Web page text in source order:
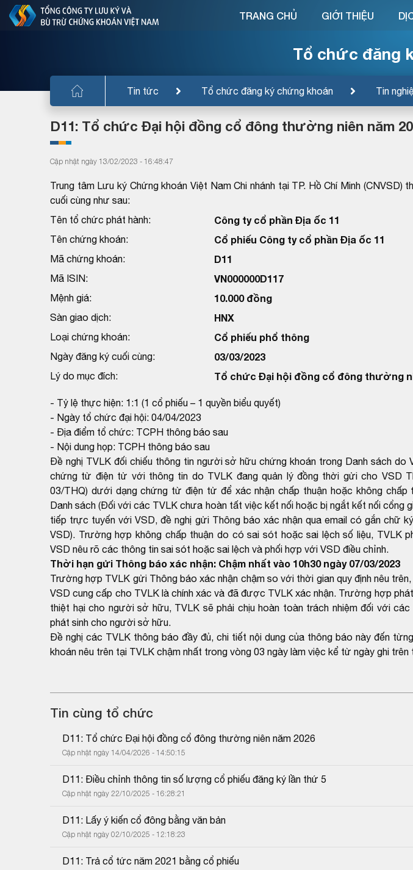
Tổ chức đăng
Tin tức Tổ chức đăng ký chứng khoán Tin
TRANG CHỦ GIỚI THIỆU
D11: Tổ chức Đại hội đồng cổ đông thường niên năm
Cập nhật ngày 13/02/2023 - 16:48:47
Trung tâm Lưu ký Chứng khoán Việt Nam Chi nhánh tại TP. Hồ Chí Minh (CNVSD)
cuối cùng như sau:
Tên tổ chức phát hành:
Công ty cổ phần Địa ốc 11
Tên chứng khoán: Cổ phiếu Công ty cổ phần Địa ốc 11
Mã chứng khoán: D11
Mã ISIN: VN000000D117
Mệnh giá: 10.000 đồng
Sàn giao dịch: HNX
Loại chứng khoán: Cổ phiếu phổ thông
Ngày đăng ký cuối cùng: 03/03/2023
Lý do mục đích: Tổ chức Đại hội đồng cổ đông thường
- Tỷ lệ thực hiện: 1:1 (1 cổ phiếu – 1 quyền biểu quyết)
- Ngày tổ chức đại hội: 04/04/2023
- Địa điểm tổ chức: TCPH thông báo sau
- Nội dung họp: TCPH thông báo sau
Đề nghị TVLK đối chiếu thông tin người sở hữu chứng khoán trong Danh sách do
chứng từ điện tử với thông tin do TVLK đang quản lý đồng thời gửi cho VSD
03/THQ) dưới dạng chứng từ điện tử để xác nhận chấp thuận hoặc không chấp
Danh sách (Đối với các TVLK chưa hoàn tất việc kết nối hoặc bị ngắt kết nối cổng
tiếp trực tuyến với VSD, đề nghị gửi Thông báo xác nhận qua email có gắn chữ
VSD). Trường hợp không chấp thuận do có sai sót hoặc sai lệch số liệu, TVLK
VSD nêu rõ các thông tin sai sót hoặc sai lệch và phối hợp với VSD điều chỉnh.
Thời hạn gửi Thông báo xác nhận: Chậm nhất vào 10h30 ngày 07/03/2023
Trường hợp TVLK gửi Thông báo xác nhận chậm so với thời gian quy định nêu
VSD cung cấp cho TVLK là chính xác và đã được TVLK xác nhận. Trường hợp
thiệt hại cho người sở hữu, TVLK sẽ phải chịu hoàn toàn trách nhiệm đối với
phát sinh cho người sở hữu.
Đề nghị các TVLK thông báo đầy đủ, chi tiết nội dung của thông báo này đến
khoán nêu trên tại TVLK chậm nhất trong vòng 03 ngày làm việc kể từ ngày ghi trên
Tin cùng tổ chức
D11: Tổ chức Đại hội đồng cổ đông thường niên năm 2026
Cập nhật ngày 14/04/2026 - 14:50:15
D11: Điều chỉnh thông tin số lượng cổ phiếu đăng ký lần thứ 5
Cập nhật ngày 22/10/2025 - 16:28:21
D11: Lấy ý kiến cổ đông bằng văn bản
Cập nhật ngày 02/10/2025 - 12:18:23
D11: Trả cổ tức năm 2021 bằng cổ phiếu